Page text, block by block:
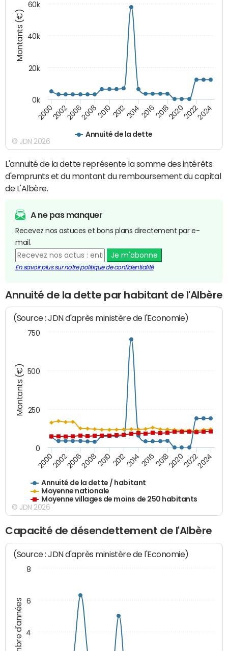
Montants (€)
Annuité de la dette
20002002200620082010 2012201420162018202020222024
0k
20k
40k
60k
© JDN 2026
L'annuité de la dette représente la somme des intérêts
d'emprunts et du montant du remboursement du capital
de L'Albère.
A ne pas manquer
Recevez nos astuces et bons plans directement par e-
mail.
Je m'abonne
En savoir plus sur notre politique de confidentialité
Annuité de la dette par habitant de l'Albère
Montants (€)
(Source : JDN d'après ministère de l'Economie)
Annuité de la dette / habitant
Moyenne nationale
Moyenne villages de moins de 250 habitants
20002002200620082010 2012201420162018202020222024
0
250
500
750
© JDN 2026
Capacité de désendettement de l'Albère
Nombre d'années
(Source : JDN d'après ministère de l'Economie)
4
6
8